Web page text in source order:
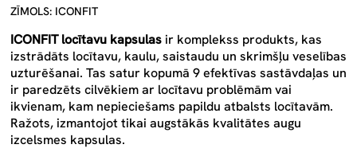
ZĪMOLS: ICONFIT
ICONFIT locītavu kapsulas ir komplekss produkts, kas
izstrādāts locītavu, kaulu, saistaudu un skrimšļu veselības
uzturēšanai. Tas satur kopumā 9 efektīvas sastāvdaļas un
ir paredzēts cilvēkiem ar locītavu problēmām vai
ikvienam, kam nepieciešams papildu atbalsts locītavām.
Ražots, izmantojot tikai augstākās kvalitātes augu
izcelsmes kapsulas.